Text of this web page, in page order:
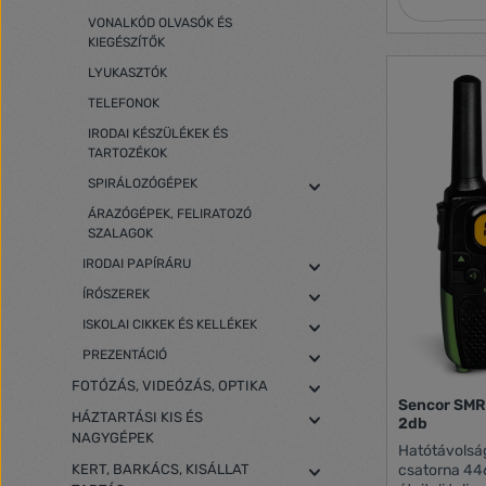
VONALKÓD OLVASÓK ÉS
KIEGÉSZÍTŐK
LYUKASZTÓK
TELEFONOK
IRODAI KÉSZÜLÉKEK ÉS
TARTOZÉKOK
SPIRÁLOZÓGÉPEK
ÁRAZÓGÉPEK, FELIRATOZÓ
SZALAGOK
IRODAI PAPÍRÁRU
ÍRÓSZEREK
ISKOLAI CIKKEK ÉS KELLÉKEK
PREZENTÁCIÓ
FOTÓZÁS, VIDEÓZÁS, OPTIKA
HÁZTARTÁSI KIS ÉS
NAGYGÉPEK
KERT, BARKÁCS, KISÁLLAT
A párosítás
könnyen
Extreme
Talkabout
tartozékait
PMR446
adóvevők,
csatlakozni
lámpa 16
VOX - kéz
nélkül
Kettős
Sencor
2db
csatorna